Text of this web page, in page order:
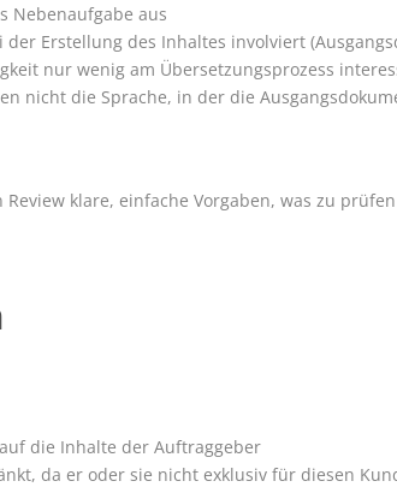
Nebenaufgabe aus
Erstellung des Inhaltes involviert
nur wenig am Übersetzungsprozess
nicht die Sprache, in der die
klare, einfache Vorgaben, was zu
die Inhalte der Auftraggeber
da er oder sie nicht exklusiv für diesen